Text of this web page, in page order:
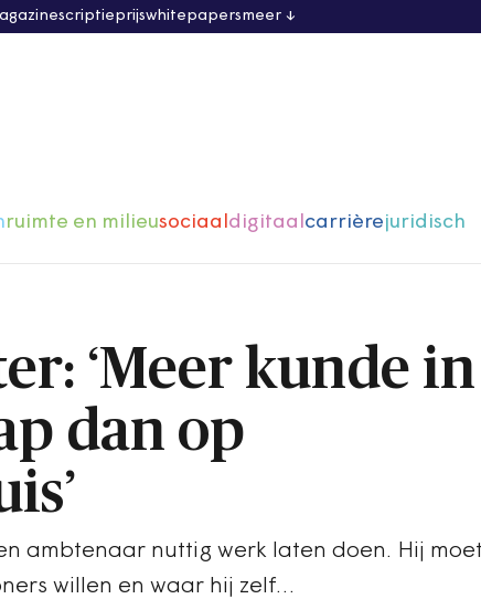
scriptieprijswhitepapersmeer
ruimte en milieusociaaldigitaalcarrièrejuridisch
‘Meer kunde in
dan op
ambtenaar nuttig werk laten doen. Hij
willen en waar hij zelf…